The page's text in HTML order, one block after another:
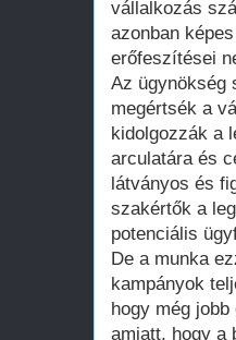
vállalkozás
azonban
erőfeszítései
Az ügynökség
megértsék a
kidolgozzák a
arculatára és
látványos és
szakértők a
potenciális
De a munka
kampányok
hogy még
amiatt, hogy a